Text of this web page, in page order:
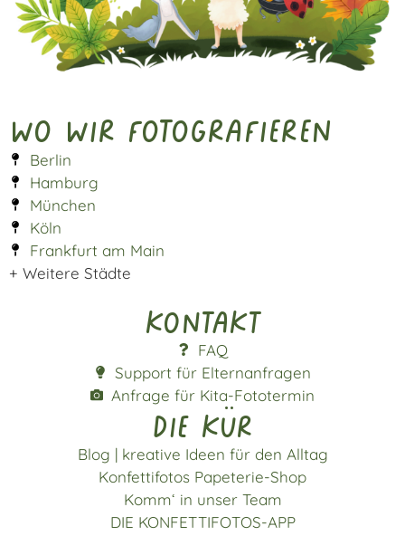
Wo wir fotografieren
Berlin
Hamburg
München
Köln
Frankfurt am Main
+ Weitere Städte
Kontakt
FAQ
Support für Elternanfragen
Anfrage für Kita-Fototermin
die kür
Blog | kreative Ideen für den Alltag
Konfettifotos Papeterie-Shop
Komm‘ in unser Team
DIE KONFETTIFOTOS-APP